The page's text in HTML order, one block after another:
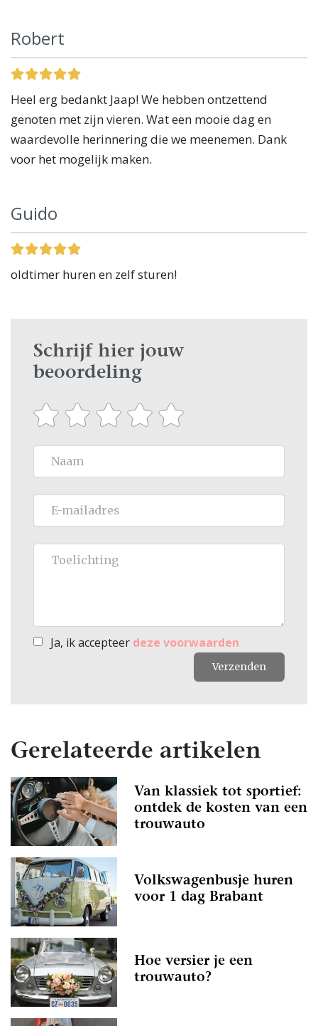
Robert
Heel erg bedankt Jaap! We hebben ontzettend
genoten met zijn vieren. Wat een mooie dag en
waardevolle herinnering die we meenemen. Dank
voor het mogelijk maken.
Guido
oldtimer huren en zelf sturen!
Schrijf hier jouw
beoordeling
Ja, ik accepteer deze voorwaarden
Verzenden
Gerelateerde artikelen
Van klassiek tot sportief:
ontdek de kosten van een
trouwauto
Volkswagenbusje huren
voor 1 dag Brabant
Hoe versier je een
trouwauto?